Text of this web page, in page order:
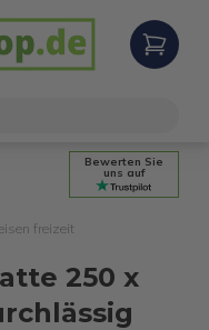
Kostenloser
Bewerten Sie
uns auf
freizeit
250 x